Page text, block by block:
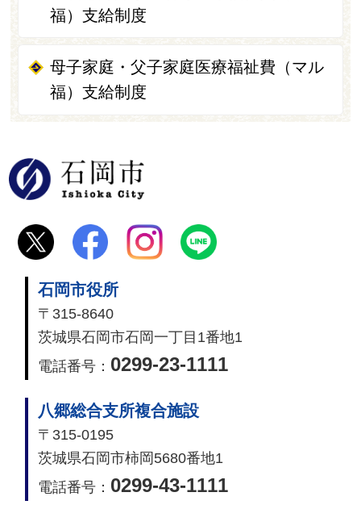
福）支給制度
母子家庭・父子家庭医療福祉費（マル
福）支給制度
石岡市役所
〒315-8640
茨城県石岡市石岡一丁目1番地1
電話番号： 0299-23-1111
八郷総合支所複合施設
〒315-0195
茨城県石岡市柿岡5680番地1
電話番号： 0299-43-1111